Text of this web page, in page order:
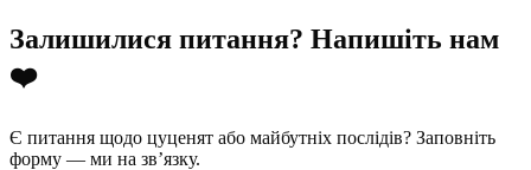
Залишилися питання? Напишіть нам
❤️
Є питання щодо цуценят або майбутніх послідів? Заповніть
форму — ми на зв’язку.